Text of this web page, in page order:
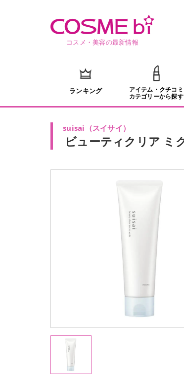
コスメ・美容の最新情報
ランキング
アイテム・クチコミ
カテゴリーから探す
suisai （スイサイ ）
ビューティクリア ミ